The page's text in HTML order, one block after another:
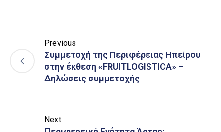
Previous
Συμμετοχή της Περιφέρειας Ηπείρου
στην έκθεση «FRUITLOGISTICA» –
Δηλώσεις συμμετοχής
Next